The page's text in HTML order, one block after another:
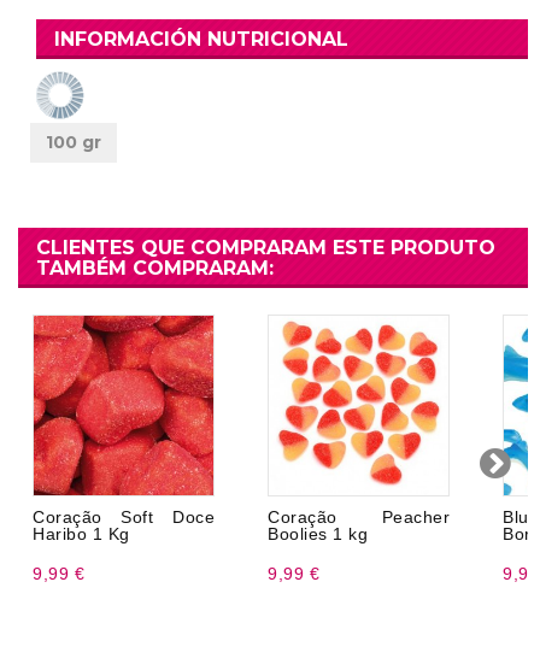
INFORMACIÓN NUTRICIONAL
100 gr
CLIENTES QUE COMPRARAM ESTE PRODUTO
TAMBÉM COMPRARAM:
Coração Soft Doce
Haribo 1 Kg
9,99 €
Coração Peacher
Boolies 1 kg
9,99 €